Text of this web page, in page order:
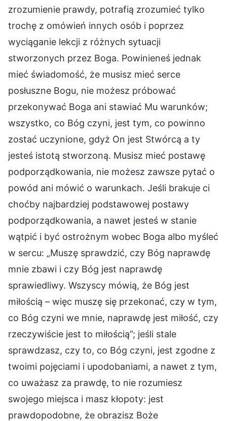
zrozumienie prawdy, potrafią zrozumieć tylko
trochę z omówień innych osób i poprzez
wyciąganie lekcji z różnych sytuacji
stworzonych przez Boga. Powinieneś jednak
mieć świadomość, że musisz mieć serce
posłuszne Bogu, nie możesz próbować
przekonywać Boga ani stawiać Mu warunków;
wszystko, co Bóg czyni, jest tym, co powinno
zostać uczynione, gdyż On jest Stwórcą a ty
jesteś istotą stworzoną. Musisz mieć postawę
podporządkowania, nie możesz zawsze pytać o
powód ani mówić o warunkach. Jeśli brakuje ci
choćby najbardziej podstawowej postawy
podporządkowania, a nawet jesteś w stanie
wątpić i być ostrożnym wobec Boga albo myśleć
w sercu: „Muszę sprawdzić, czy Bóg naprawdę
mnie zbawi i czy Bóg jest naprawdę
sprawiedliwy. Wszyscy mówią, że Bóg jest
miłością – więc muszę się przekonać, czy w tym,
co Bóg czyni we mnie, naprawdę jest miłość, czy
rzeczywiście jest to miłością”; jeśli stale
sprawdzasz, czy to, co Bóg czyni, jest zgodne z
twoimi pojęciami i upodobaniami, a nawet z tym,
co uważasz za prawdę, to nie rozumiesz
swojego miejsca i masz kłopoty: jest
prawdopodobne, że obrazisz Boże